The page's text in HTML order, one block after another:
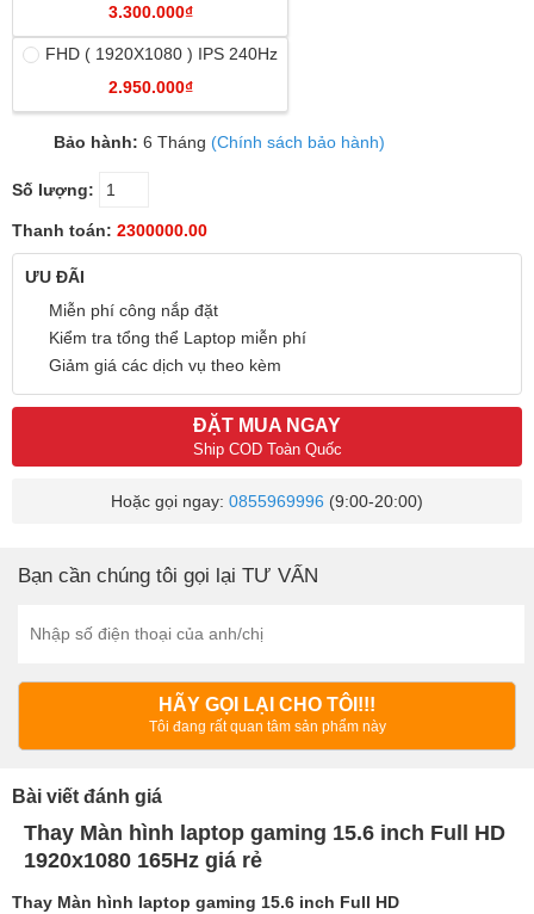
3.300.000₫
FHD ( 1920X1080 ) IPS 240Hz
2.950.000₫
Bảo hành: 6 Tháng (Chính sách bảo hành)
Số lượng:
Thanh toán: 2300000.00
ƯU ĐÃI
Miễn phí công nắp đặt
Kiểm tra tổng thể Laptop miễn phí
Giảm giá các dịch vụ theo kèm
ĐẶT MUA NGAY
Ship COD Toàn Quốc
Hoặc gọi ngay: 0855969996 (9:00-20:00)
Bạn cần chúng tôi gọi lại TƯ VẤN
HÃY GỌI LẠI CHO TÔI!!!
Tôi đang rất quan tâm sản phẩm này
Bài viết đánh giá
Thay Màn hình laptop gaming 15.6 inch Full HD
1920x1080 165Hz giá rẻ
Thay Màn hình laptop gaming 15.6 inch Full HD